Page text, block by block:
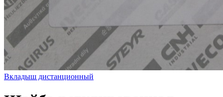
Вкладыш дистанционный